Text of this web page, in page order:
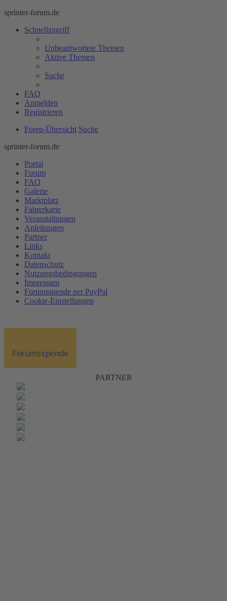
sprinter-forum.de
Schnellzugriff
Unbeantwortete Themen
Aktive Themen
Suche
FAQ
Anmelden
Registrieren
Foren-Übersicht Suche
sprinter-forum.de
Portal
Forum
FAQ
Galerie
Marktplatz
Fahrerkarte
Veranstaltungen
Anleitungen
Partner
Links
Kontakt
Datenschutz
Nutzungsbedingungen
Impressum
Forumsspende per PayPal
Cookie-Einstellungen
Forumsspende
PARTNER